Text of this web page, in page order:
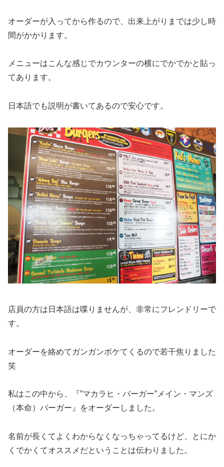
オーダーが入ってから作るので、出来上がりまでは少し時
間がかかります。
メニューはこんな感じでカウンターの横にでかでかと貼っ
てあります。
日本語でも説明が書いてあるので安心です。
店員の方は日本語は喋りませんが、非常にフレンドリーで
す。
オーダーを絡めてガンガンボケてくるので若干焦りました
笑
私はこの中から、『”マカラヒ・バーガー”メイン・マンズ
（本命）バーガー』をオーダーしました。
名前が長くてよくわからなくなっちゃってるけど、とにか
くでかくてオススメだということは伝わりました。